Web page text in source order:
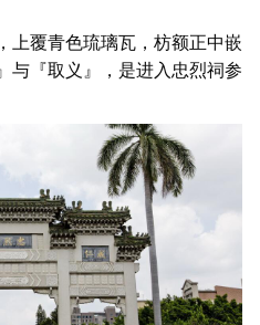
上覆青色琉璃瓦，枋额正中嵌
与『取义』，是进入忠烈祠参